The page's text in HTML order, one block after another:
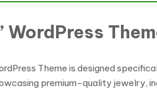
WordPress
Theme is designed
premium-quality jewelry,